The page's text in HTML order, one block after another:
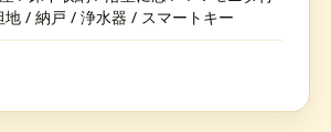
/ 納戸 / 浄水器 / スマートキー